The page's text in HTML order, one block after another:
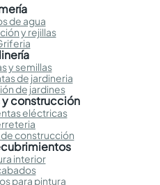
de agua
y rejillas
y semillas
de jardineria
de jardines
construcción
eléctricas
construcción
interior
para pintura